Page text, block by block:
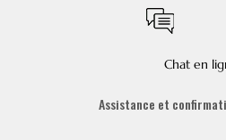
Chat en
Assistance et